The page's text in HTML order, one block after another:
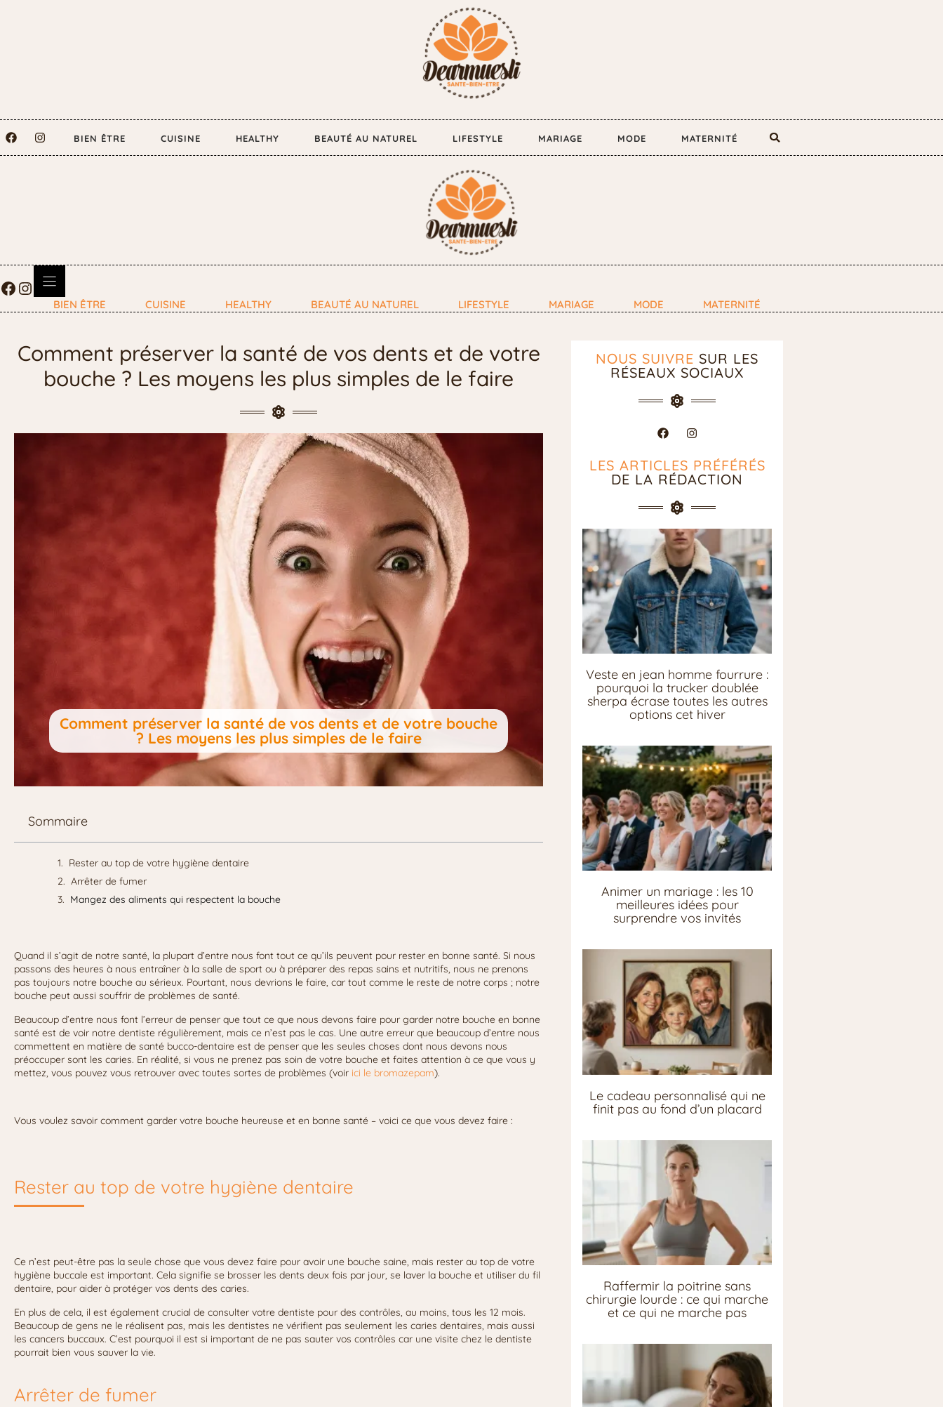
BIEN ÊTRE CUISINE HEALTHY BEAUTÉ AU NATUREL LIFESTYLE MARIAGE MODE MATERNITÉ
BIEN ÊTRE CUISINE HEALTHY BEAUTÉ AU NATUREL LIFESTYLE MARIAGE MODE MATERNITÉ
Comment préserver la santé de vos dents et de votre
bouche ? Les moyens les plus simples de le faire
Comment préserver la santé de vos dents et de votre bouche
? Les moyens les plus simples de le faire
Sommaire
Rester au top de votre hygiène dentaire
Arrêter de fumer
Mangez des aliments qui respectent la bouche
Quand il s’agit de notre santé, la plupart d’entre nous font tout ce qu’ils peuvent pour rester en bonne santé. Si nous
passons des heures à nous entraîner à la salle de sport ou à préparer des repas sains et nutritifs, nous ne prenons
pas toujours notre bouche au sérieux. Pourtant, nous devrions le faire, car tout comme le reste de notre corps ; notre
bouche peut aussi souffrir de problèmes de santé.
Beaucoup d’entre nous font l’erreur de penser que tout ce que nous devons faire pour garder notre bouche en bonne
santé est de voir notre dentiste régulièrement, mais ce n’est pas le cas. Une autre erreur que beaucoup d’entre nous
commettent en matière de santé bucco-dentaire est de penser que les seules choses dont nous devons nous
préoccuper sont les caries. En réalité, si vous ne prenez pas soin de votre bouche et faites attention à ce que vous y
mettez, vous pouvez vous retrouver avec toutes sortes de problèmes (voir ici le bromazepam).
Vous voulez savoir comment garder votre bouche heureuse et en bonne santé – voici ce que vous devez faire :
Rester au top de votre hygiène dentaire
Ce n’est peut-être pas la seule chose que vous devez faire pour avoir une bouche saine, mais rester au top de votre
hygiène buccale est important. Cela signifie se brosser les dents deux fois par jour, se laver la bouche et utiliser du fil
dentaire, pour aider à protéger vos dents des caries.
En plus de cela, il est également crucial de consulter votre dentiste pour des contrôles, au moins, tous les 12 mois.
Beaucoup de gens ne le réalisent pas, mais les dentistes ne vérifient pas seulement les caries dentaires, mais aussi
les cancers buccaux. C’est pourquoi il est si important de ne pas sauter vos contrôles car une visite chez le dentiste
pourrait bien vous sauver la vie.
Arrêter de fumer
NOUS SUIVRE SUR LES
RÉSEAUX SOCIAUX
LES ARTICLES PRÉFÉRÉS
DE LA RÉDACTION
Veste en jean homme fourrure :
pourquoi la trucker doublée
sherpa écrase toutes les autres
options cet hiver
Animer un mariage : les 10
meilleures idées pour
surprendre vos invités
Le cadeau personnalisé qui ne
finit pas au fond d’un placard
Raffermir la poitrine sans
chirurgie lourde : ce qui marche
et ce qui ne marche pas